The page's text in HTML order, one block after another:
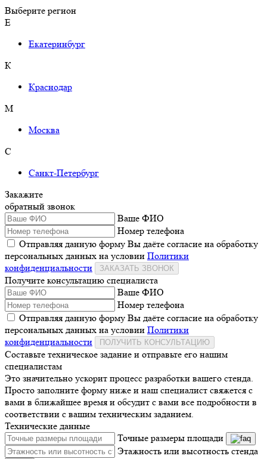
Выберите регион
Е
Екатеринбург
К
Краснодар
М
Москва
С
Санкт-Петербург
Закажите
обратный звонок
Ваше ФИО
Номер телефона
Отправляя данную форму Вы даёте согласие на обработку
персональных данных на условии Политики
конфиденциальности
ЗАКАЗАТЬ ЗВОНОК
Получите консультацию специалиста
Ваше ФИО
Номер телефона
Отправляя данную форму Вы даёте согласие на обработку
персональных данных на условии Политики
конфиденциальности
ПОЛУЧИТЬ КОНСУЛЬТАЦИЮ
Составьте техническое задание и отправьте его нашим
специалистам
Это значительно ускорит процесс разработки вашего стенда.
Просто заполните форму ниже и наш специалист свяжется с
вами в ближайшее время и обсудит с вами все подробности в
соответствии с вашим техническим заданием.
Технические данные
Точные размеры площади
Этажность или высотность стенда